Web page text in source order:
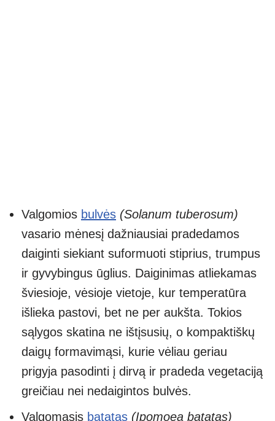
Valgomios bulvės (Solanum tuberosum)
vasario mėnesį dažniausiai pradedamos
daiginti siekiant suformuoti stiprius, trumpus
ir gyvybingus ūglius. Daiginimas atliekamas
šviesioje, vėsioje vietoje, kur temperatūra
išlieka pastovi, bet ne per aukšta. Tokios
sąlygos skatina ne ištįsusių, o kompaktiškų
daigų formavimąsi, kurie vėliau geriau
prigyja pasodinti į dirvą ir pradeda vegetaciją
greičiau nei nedaigintos bulvės.
Valgomasis batatas (Ipomoea batatas)